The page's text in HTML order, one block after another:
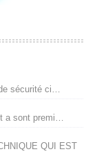
sécurité ci…
a sont premi…
QUI EST